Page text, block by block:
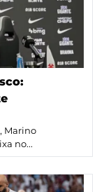
Marino
no...